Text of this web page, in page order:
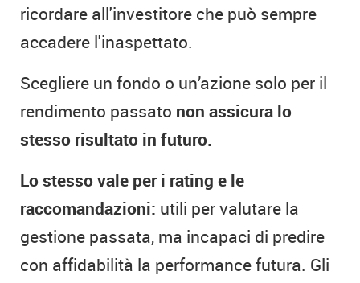
ricordare all'investitore che può sempre
accadere l'inaspettato.
Scegliere un fondo o un’azione solo per il
rendimento passato non assicura lo
stesso risultato in futuro.
Lo stesso vale per i rating e le
raccomandazioni: utili per valutare la
gestione passata, ma incapaci di predire
con affidabilità la performance futura. Gli